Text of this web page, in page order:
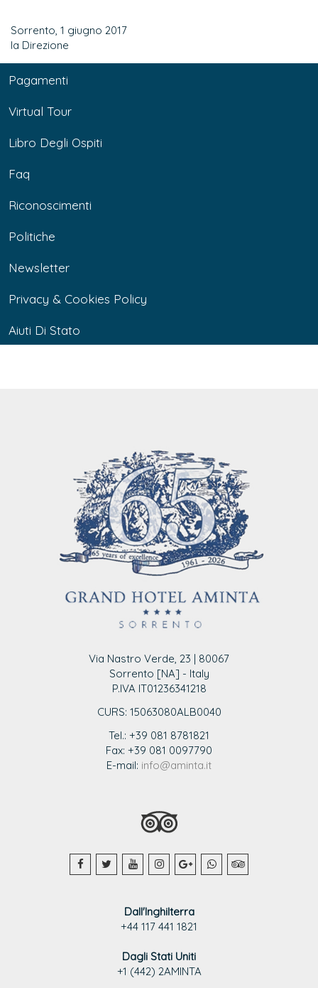
Sorrento, 1 giugno 2017
la Direzione
Pagamenti
Virtual Tour
Libro Degli Ospiti
Faq
Riconoscimenti
Politiche
Newsletter
Privacy & Cookies Policy
Aiuti Di Stato
Via Nastro Verde, 23 | 80067
Sorrento [NA] - Italy
P.IVA IT01236341218
CURS: 15063080ALB0040
Tel.: +39 081 8781821
Fax: +39 081 0097790
E-mail: info@aminta.it
Dall'Inghilterra
+44 117 441 1821
Dagli Stati Uniti
+1 (442) 2AMINTA